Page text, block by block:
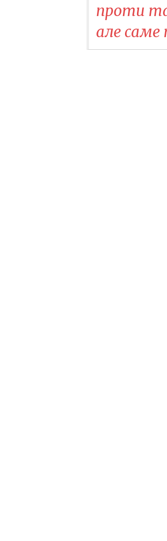
проти
але